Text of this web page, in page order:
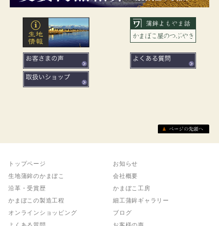
トップページ
お知らせ
生地蒲鉾のかまぼこ
会社概要
沿革・受賞歴
かまぼこ工房
かまぼこの製造工程
細工蒲鉾ギャラリー
オンラインショッピング
ブログ